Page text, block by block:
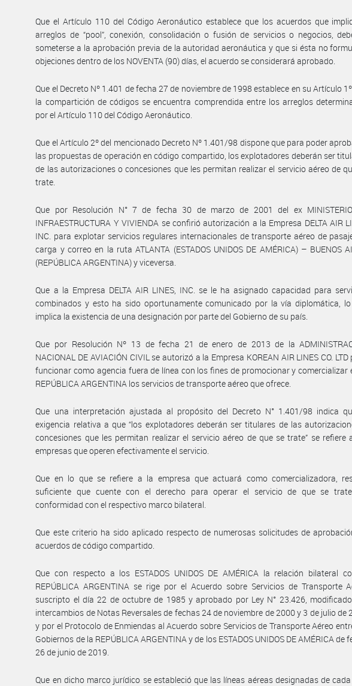
Que el Artículo 110 del Código Aeronáutico establece que los acuerdos que
arreglos de “pool”, conexión, consolidación o fusión de servicios o negocios,
someterse a la aprobación previa de la autoridad aeronáutica y que si ésta no
objeciones dentro de los NOVENTA (90) días, el acuerdo se considerará aprobado.
Que el Decreto Nº 1.401 de fecha 27 de noviembre de 1998 establece en su Artículo
la compartición de códigos se encuentra comprendida entre los arreglos
por el Artículo 110 del Código Aeronáutico.
Que el Artículo 2º del mencionado Decreto Nº 1.401/98 dispone que para poder
las propuestas de operación en código compartido, los explotadores deberán ser
de las autorizaciones o concesiones que les permitan realizar el servicio aéreo de
trate.
Que por Resolución N° 7 de fecha 30 de marzo de 2001 del ex
INFRAESTRUCTURA Y VIVIENDA se confirió autorización a la Empresa DELTA AIR
INC. para explotar servicios regulares internacionales de transporte aéreo de
carga y correo en la ruta ATLANTA (ESTADOS UNIDOS DE AMÉRICA) – BUENOS
(REPÚBLICA ARGENTINA) y viceversa.
Que a la Empresa DELTA AIR LINES, INC. se le ha asignado capacidad para
combinados y esto ha sido oportunamente comunicado por la vía diplomática,
implica la existencia de una designación por parte del Gobierno de su país.
Que por Resolución Nº 13 de fecha 21 de enero de 2013 de la
NACIONAL DE AVIACIÓN CIVIL se autorizó a la Empresa KOREAN AIR LINES CO. LTD
funcionar como agencia fuera de línea con los fines de promocionar y comercializar
REPÚBLICA ARGENTINA los servicios de transporte aéreo que ofrece.
Que una interpretación ajustada al propósito del Decreto N° 1.401/98 indica
exigencia relativa a que “los explotadores deberán ser titulares de las
concesiones que les permitan realizar el servicio aéreo de que se trate” se refiere
empresas que operen efectivamente el servicio.
Que en lo que se refiere a la empresa que actuará como comercializadora,
suficiente que cuente con el derecho para operar el servicio de que se
conformidad con el respectivo marco bilateral.
Que este criterio ha sido aplicado respecto de numerosas solicitudes de
acuerdos de código compartido.
Que con respecto a los ESTADOS UNIDOS DE AMÉRICA la relación bilateral
REPÚBLICA ARGENTINA se rige por el Acuerdo sobre Servicios de Transporte
suscripto el día 22 de octubre de 1985 y aprobado por Ley N° 23.426,
intercambios de Notas Reversales de fechas 24 de noviembre de 2000 y 3 de julio de
y por el Protocolo de Enmiendas al Acuerdo sobre Servicios de Transporte Aéreo
Gobiernos de la REPÚBLICA ARGENTINA y de los ESTADOS UNIDOS DE AMÉRICA de
26 de junio de 2019.
Que en dicho marco jurídico se estableció que las líneas aéreas designadas de